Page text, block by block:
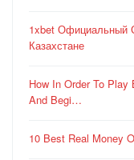
1xbet Официальный
Казахстане
How In Order To
And Begi…
10 Best Real Money